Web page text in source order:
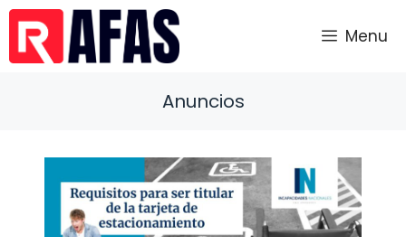
Saltar
contenido
Menu
Anuncios